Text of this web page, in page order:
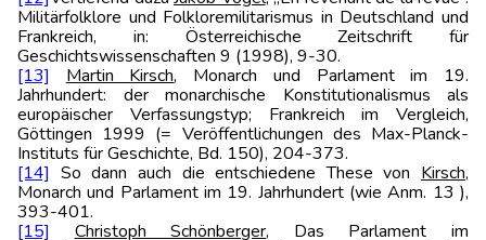
Militärfolklore und Folkloremilitarismus in Deutschland und
Frankreich, in: Österreichische Zeitschrift für
Geschichtswissenschaften 9 (1998), 9-30.
[13]
Martin Kirsch, Monarch und Parlament im 19.
Jahrhundert: der monarchische Konstitutionalismus als
europäischer Verfassungstyp; Frankreich im Vergleich,
Göttingen 1999 (= Veröffentlichungen des Max-Planck-
Instituts für Geschichte, Bd. 150), 204-373.
[14] So dann auch die entschiedene These von Kirsch,
Monarch und Parlament im 19. Jahrhundert (wie Anm. 13 ),
393-401.
[15]
Christoph Schönberger, Das Parlament im